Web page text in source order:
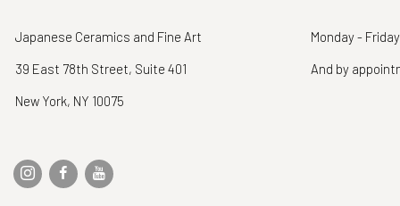
Japanese Ceramics and Fine Art
39 East 78th Street, Suite 401
New York, NY 10075
Monday -
And by